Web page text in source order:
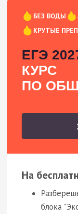
БЕЗ ВОДЫ
КРУТЫЕ
ЕГЭ
КУРС
ПО
На
блока